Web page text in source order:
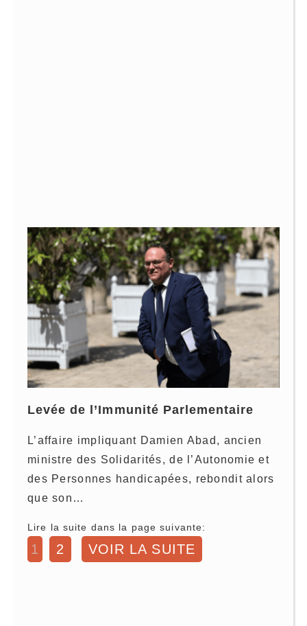
Levée de l’Immunité Parlementaire
L’affaire impliquant Damien Abad, ancien
ministre des Solidarités, de l’Autonomie et
des Personnes handicapées, rebondit alors
que son…
Lire la suite dans la page suivante:
1 2 VOIR LA SUITE